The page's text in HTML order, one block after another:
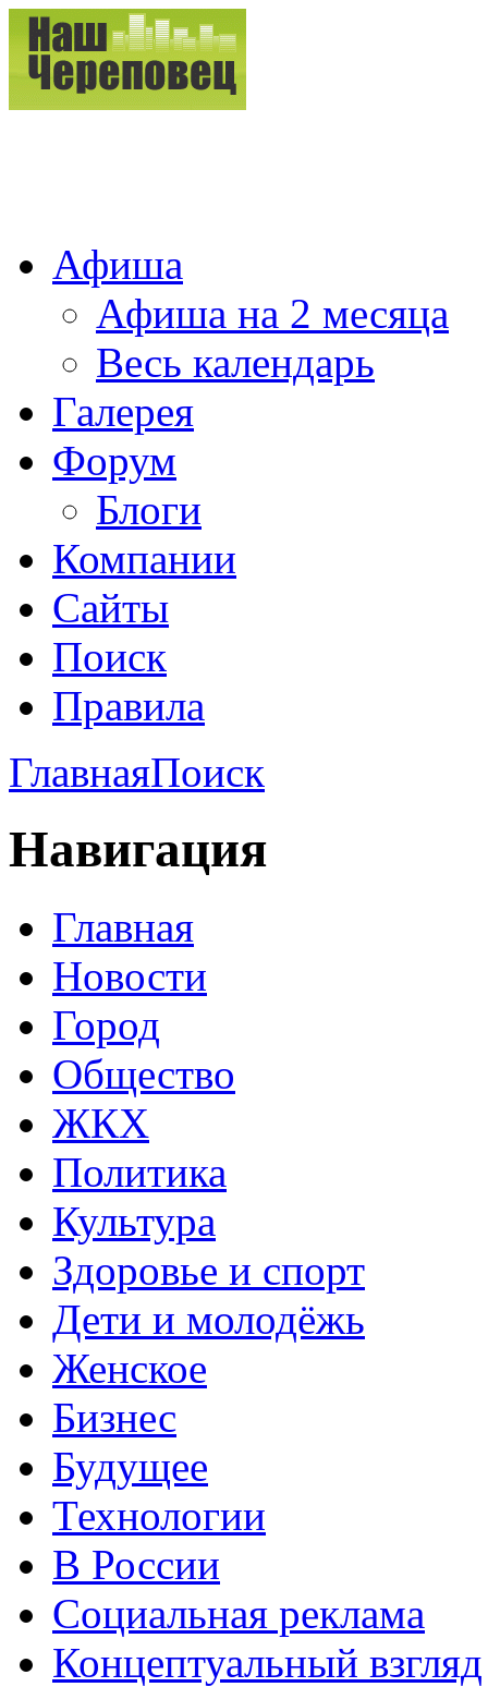
Афиша
Афиша на 2 месяца
Весь календарь
Галерея
Форум
Блоги
Компании
Сайты
Поиск
Правила
ГлавнаяПоиск
Навигация
Главная
Новости
Город
Общество
ЖКХ
Политика
Культура
Здоровье и спорт
Дети и молодёжь
Женское
Бизнес
Будущее
Технологии
В России
Социальная реклама
Концептуальный взгляд